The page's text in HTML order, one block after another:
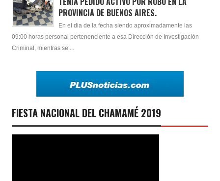
PROVINCIA DE BUENOS AIRES.
En el dia de la fecha siendo aproximadamente las
09:00 horas personal pertenenciente a esa Dirección de Investigación
Criminal, mientras se ...
FIESTA NACIONAL DEL CHAMAMÉ 2019